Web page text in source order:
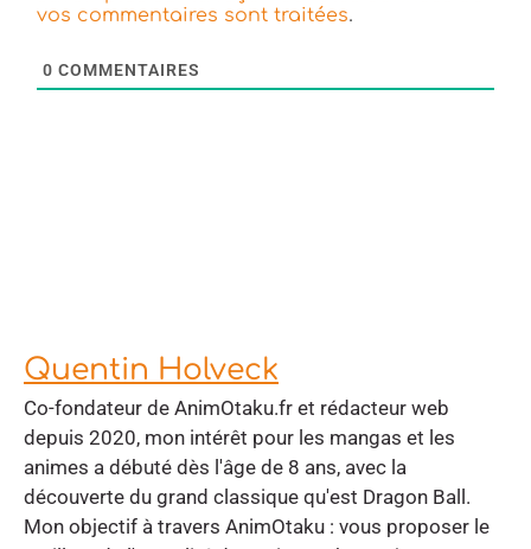
vos commentaires sont traitées.
0 COMMENTAIRES
Quentin Holveck
Co-fondateur de AnimOtaku.fr et rédacteur web
depuis 2020, mon intérêt pour les mangas et les
animes a débuté dès l'âge de 8 ans, avec la
découverte du grand classique qu'est Dragon Ball.
Mon objectif à travers AnimOtaku : vous proposer le